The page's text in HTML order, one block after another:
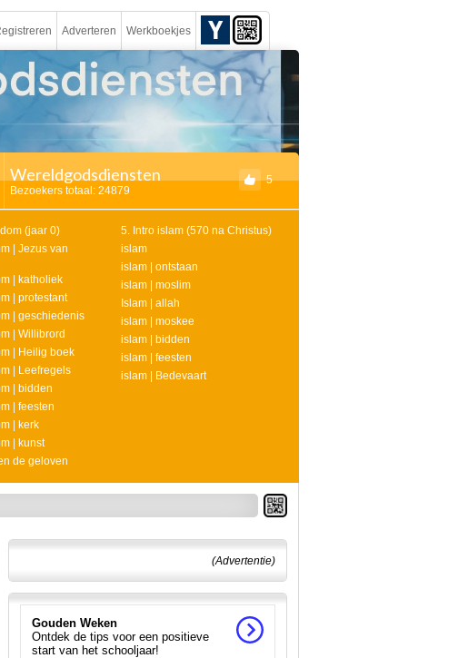
Adverteren Werkboekjes
5
Wereldgodsdiensten
Bezoekers totaal: 24879
(jaar 0)
| Jezus van
| katholiek
| protestant
| geschiedenis
| Willibrord
| Heilig boek
| Leefregels
| bidden
| feesten
| kerk
| kunst
de geloven
5. Intro islam (570 na Christus)
islam
islam | ontstaan
islam | moslim
Islam | allah
islam | moskee
islam | bidden
islam | feesten
islam | Bedevaart
(Advertentie)
Gouden Weken
Ontdek de tips voor een positieve
start van het schooljaar!